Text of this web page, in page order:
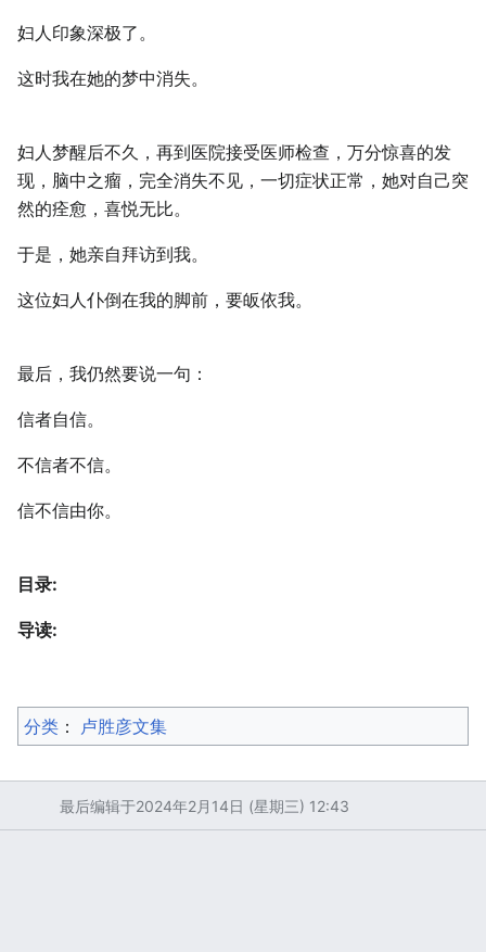
妇人印象深极了。
这时我在她的梦中消失。
妇人梦醒后不久，再到医院接受医师检查，万分惊喜的发
现，脑中之瘤，完全消失不见，一切症状正常，她对自己突
然的痊愈，喜悦无比。
于是，她亲自拜访到我。
这位妇人仆倒在我的脚前，要皈依我。
最后，我仍然要说一句：
信者自信。
不信者不信。
信不信由你。
目录:
导读:
分类 ：​ 卢胜彦文集
最后编辑于2024年2月14日 (星期三) 12:43